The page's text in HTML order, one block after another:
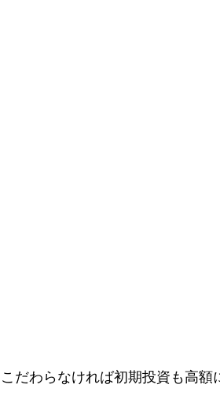
こだわらなければ初期投資も高